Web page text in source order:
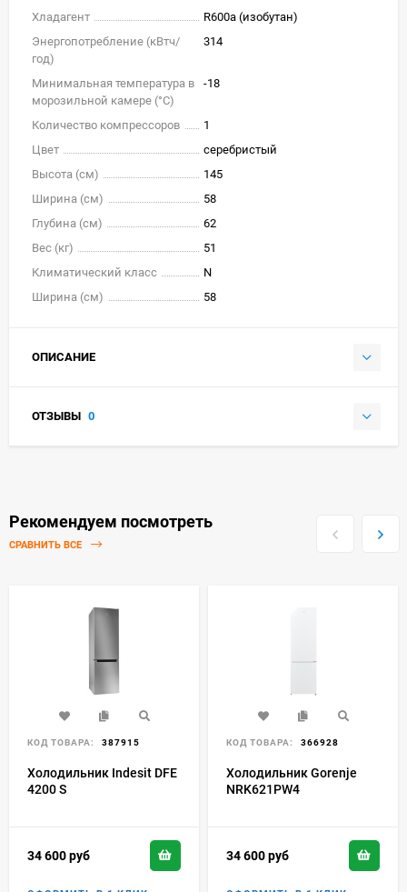
Хладагент
R600a (изобутан)
Энергопотребление (кВтч/
год)
314
Минимальная температура в
морозильной камере (°C)
-18
Количество компрессоров
1
Цвет
серебристый
Высота (см)
145
Ширина (см)
58
Глубина (см)
62
Вес (кг)
51
Климатический класс
N
Ширина (см)
58
ОПИСАНИЕ
ОТЗЫВЫ 0
Рекомендуем посмотреть
СРАВНИТЬ ВСЕ
КОД ТОВАРА: 387915
Холодильник Indesit DFE
4200 S
34 600руб
КОД ТОВАРА: 366928
Холодильник Gorenje
NRK621PW4
34 600руб